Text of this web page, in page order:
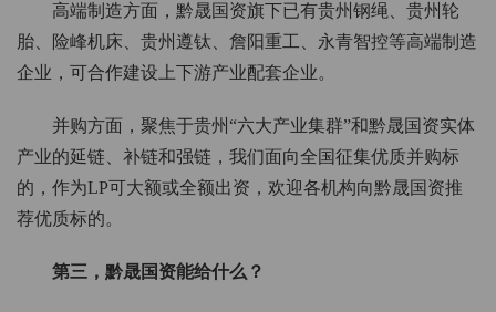
高端制造方面，黔晟国资旗下已有贵州钢绳、贵州轮
胎、险峰机床、贵州遵钛、詹阳重工、永青智控等高端制造
企业，可合作建设上下游产业配套企业。
并购方面，聚焦于贵州“六大产业集群”和黔晟国资实体
产业的延链、补链和强链，我们面向全国征集优质并购标
的，作为LP可大额或全额出资，欢迎各机构向黔晟国资推
荐优质标的。
第三，黔晟国资能给什么？